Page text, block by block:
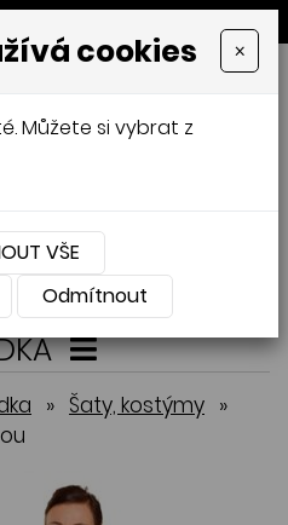
XXL
VÝROBA
Košík 0
» Šaty, kostýmy »
cookies ×
Můžete si vybrat z
VŠE
Odmítnout